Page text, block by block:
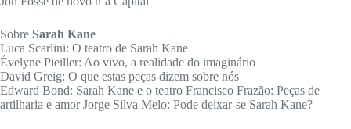
Sobre Sarah Kane
Luca Scarlini: O teatro de Sarah Kane
Évelyne Pieiller: Ao vivo, a realidade do imaginário
David Greig: O que estas peças dizem sobre nós
Edward Bond: Sarah Kane e o teatro Francisco Frazão: Peças de
artilharia e amor Jorge Silva Melo: Pode deixar-se Sarah Kane?